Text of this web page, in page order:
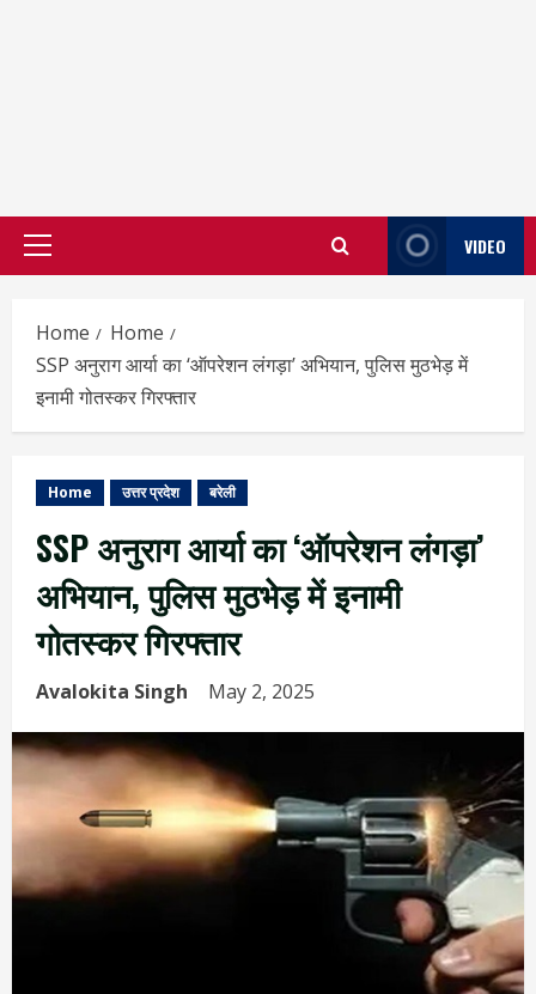
Primary
VIDEO
Home
Home
SSP अनुराग आर्या का ‘ऑपरेशन लंगड़ा’ अभियान, पुलिस मुठभेड़ में
इनामी गोतस्कर गिरफ्तार
Home उत्तर प्रदेश बरेली
SSP अनुराग आर्या का ‘ऑपरेशन लंगड़ा’
अभियान, पुलिस मुठभेड़ में इनामी
गोतस्कर गिरफ्तार
Avalokita Singh May 2, 2025